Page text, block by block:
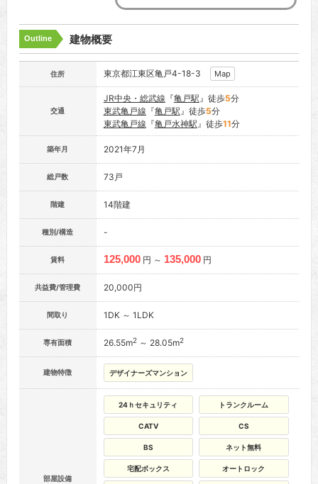
Outline 建物概要
住所 東京都江東区亀戸4-18-3 Map
交通
JR中央・総武線 『亀戸駅』徒歩5分
東武亀戸線 『亀戸駅』徒歩5分
東武亀戸線 『亀戸水神駅』徒歩11分
築年月 2021年7月
総戸数 73戸
階建 14階建
種別/構造 -
賃料 125,000 円 ～ 135,000 円
共益費/管理費 20,000円
間取り 1DK ～ 1LDK
専有面積 26.55m2～ 28.05m2
建物特徴 デザイナーズマンション
部屋設備
24ｈセキュリティ トランクルーム
CATV CS
BS ネット無料
宅配ボックス オートロック